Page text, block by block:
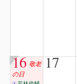
16 敬老
の日
17